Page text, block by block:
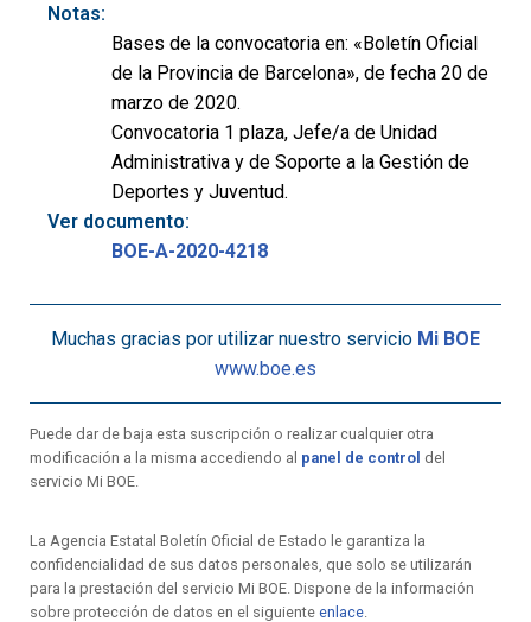
Notas:
Bases de la convocatoria en: «Boletín Oficial
de la Provincia de Barcelona», de fecha 20 de
marzo de 2020.
Convocatoria 1 plaza, Jefe/a de Unidad
Administrativa y de Soporte a la Gestión de
Deportes y Juventud.
Ver documento:
BOE-A-2020-4218
Muchas gracias por utilizar nuestro servicio Mi BOE
www.boe.es
Puede dar de baja esta suscripción o realizar cualquier otra
modificación a la misma accediendo al panel de control del
servicio Mi BOE.
La Agencia Estatal Boletín Oficial de Estado le garantiza la
confidencialidad de sus datos personales, que solo se utilizarán
para la prestación del servicio Mi BOE. Dispone de la información
sobre protección de datos en el siguiente enlace